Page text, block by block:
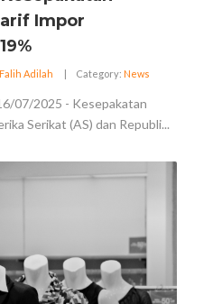
Impor
Adilah | Category: News
07/2025 - Kesepakatan
Serikat (AS) dan Republi...